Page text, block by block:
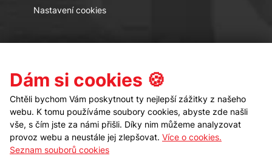
Nastavení cookies
Kontakt Sledujte nás
Dám si cookies 🍪
Chtěli bychom Vám poskytnout ty nejlepší zážitky z našeho
webu. K tomu používáme soubory cookies, abyste zde našli
vše, s čím jste za námi přišli. Díky nim můžeme analyzovat
provoz webu a neustále jej zlepšovat. Více o cookies.
Seznam souborů cookies